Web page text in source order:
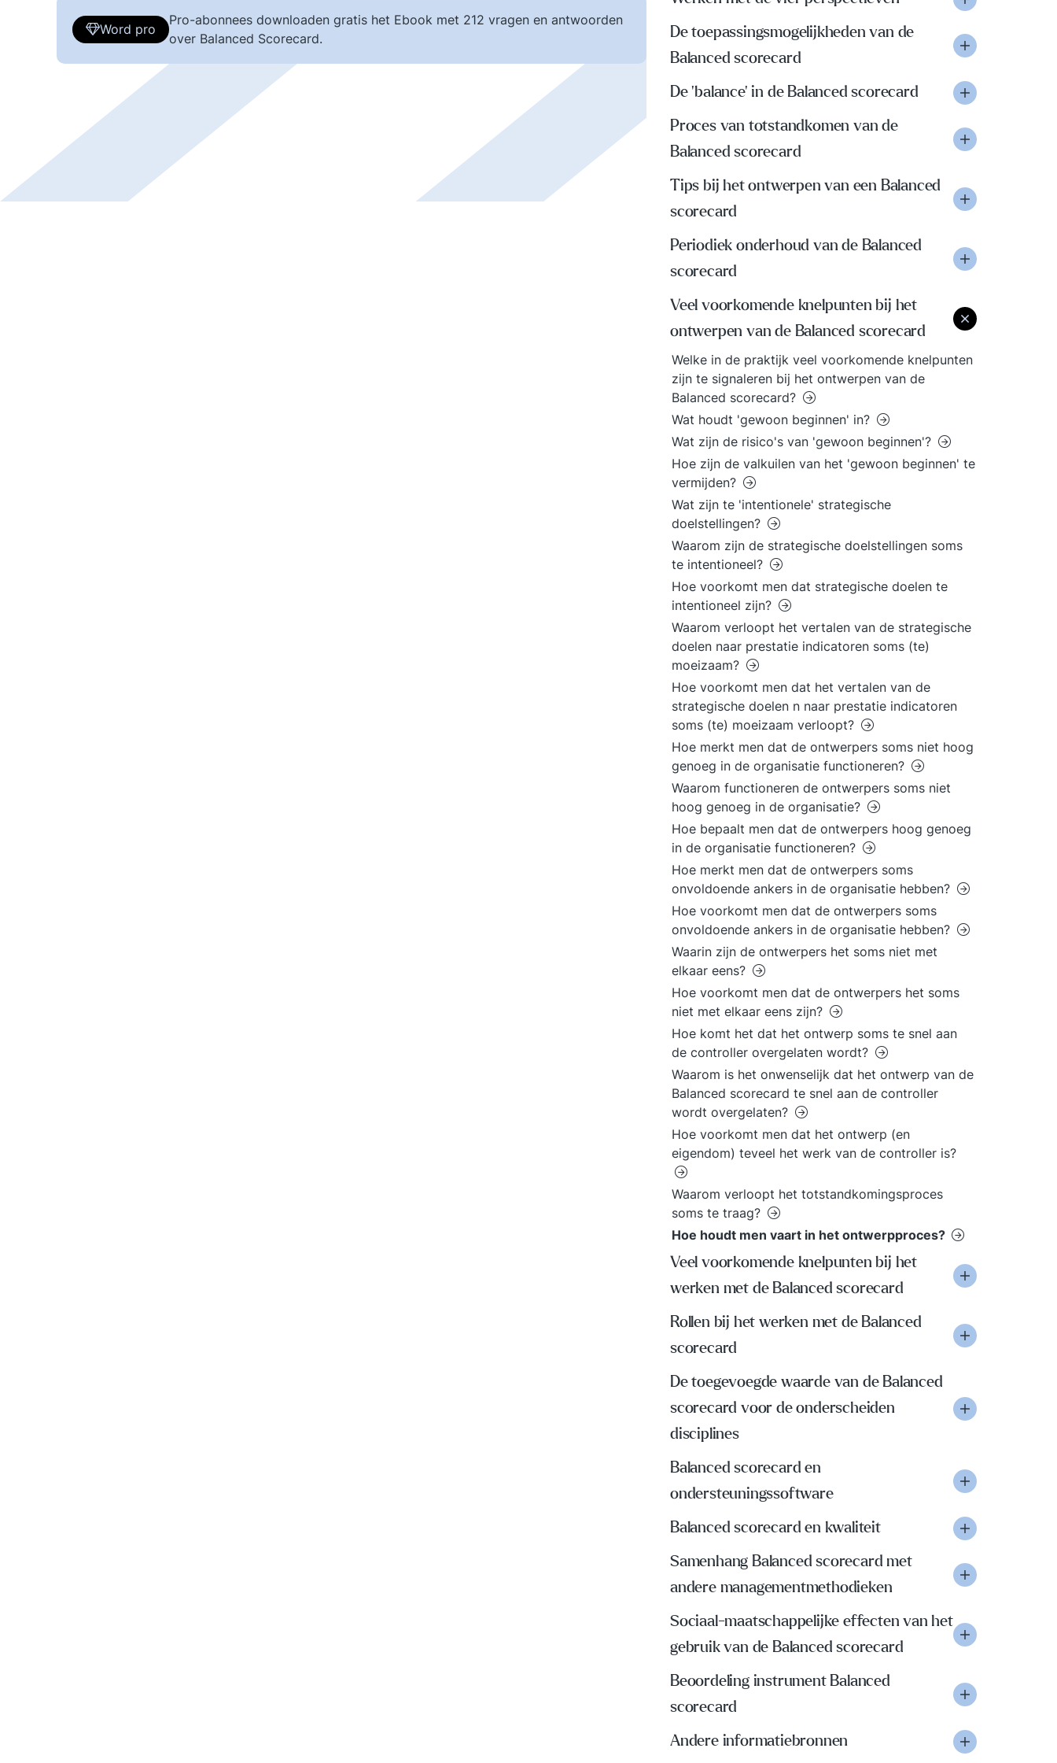
Word pro
Pro-abonnees downloaden gratis het Ebook met 212 vragen en antwoorden
over Balanced Scorecard.
De toepassingsmogelijkheden van de
Balanced scorecard
De 'balance' in de Balanced scorecard
Proces van totstandkomen van de
Balanced scorecard
Tips bij het ontwerpen van een Balanced
scorecard
Periodiek onderhoud van de Balanced
scorecard
Veel voorkomende knelpunten bij het
ontwerpen van de Balanced scorecard
Welke in de praktijk veel voorkomende knelpunten
zijn te signaleren bij het ontwerpen van de
Balanced scorecard?
Wat houdt 'gewoon beginnen' in?
Wat zijn de risico's van 'gewoon beginnen'?
Hoe zijn de valkuilen van het 'gewoon beginnen' te
vermijden?
Wat zijn te 'intentionele' strategische
doelstellingen?
Waarom zijn de strategische doelstellingen soms
te intentioneel?
Hoe voorkomt men dat strategische doelen te
intentioneel zijn?
Waarom verloopt het vertalen van de strategische
doelen naar prestatie indicatoren soms (te)
moeizaam?
Hoe voorkomt men dat het vertalen van de
strategische doelen n naar prestatie indicatoren
soms (te) moeizaam verloopt?
Hoe merkt men dat de ontwerpers soms niet hoog
genoeg in de organisatie functioneren?
Waarom functioneren de ontwerpers soms niet
hoog genoeg in de organisatie?
Hoe bepaalt men dat de ontwerpers hoog genoeg
in de organisatie functioneren?
Hoe merkt men dat de ontwerpers soms
onvoldoende ankers in de organisatie hebben?
Hoe voorkomt men dat de ontwerpers soms
onvoldoende ankers in de organisatie hebben?
Waarin zijn de ontwerpers het soms niet met
elkaar eens?
Hoe voorkomt men dat de ontwerpers het soms
niet met elkaar eens zijn?
Hoe komt het dat het ontwerp soms te snel aan
de controller overgelaten wordt?
Waarom is het onwenselijk dat het ontwerp van de
Balanced scorecard te snel aan de controller
wordt overgelaten?
Hoe voorkomt men dat het ontwerp (en
eigendom) teveel het werk van de controller is?
Waarom verloopt het totstandkomingsproces
soms te traag?
Hoe houdt men vaart in het ontwerpproces?
Veel voorkomende knelpunten bij het
werken met de Balanced scorecard
Rollen bij het werken met de Balanced
scorecard
De toegevoegde waarde van de Balanced
scorecard voor de onderscheiden
disciplines
Balanced scorecard en
ondersteuningssoftware
Balanced scorecard en kwaliteit
Samenhang Balanced scorecard met
andere managementmethodieken
Sociaal-maatschappelijke effecten van het
gebruik van de Balanced scorecard
Beoordeling instrument Balanced
scorecard
Andere informatiebronnen